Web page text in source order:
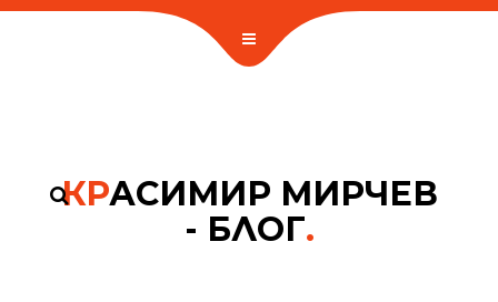
КРАСИМИР МИРЧЕВ
- БЛОГ.